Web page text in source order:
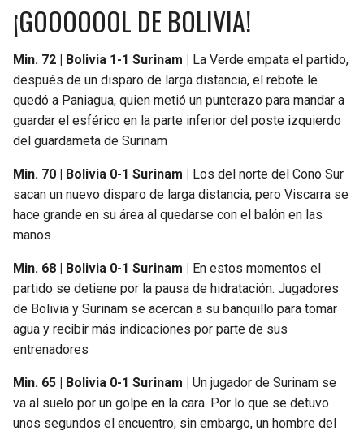
¡GOOOOOOL DE BOLIVIA!
Min. 72 | Bolivia 1-1 Surinam |
La Verde empata el partido,
después de un disparo de larga distancia, el rebote le
quedó a Paniagua, quien metió un punterazo para mandar a
guardar el esférico en la parte inferior del poste izquierdo
del guardameta de Surinam
Min. 70 | Bolivia 0-1 Surinam |
Los del norte del Cono Sur
sacan un nuevo disparo de larga distancia, pero Viscarra se
hace grande en su área al quedarse con el balón en las
manos
Min. 68 | Bolivia 0-1 Surinam |
En estos momentos el
partido se detiene por la pausa de hidratación. Jugadores
de Bolivia y Surinam se acercan a su banquillo para tomar
agua y recibir más indicaciones por parte de sus
entrenadores
Min. 65 | Bolivia 0-1 Surinam |
Un jugador de Surinam se
va al suelo por un golpe en la cara. Por lo que se detuvo
unos segundos el encuentro; sin embargo, un hombre del